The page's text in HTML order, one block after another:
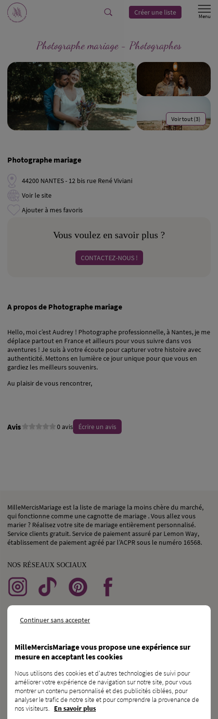
Créer une liste
Photographe mariage - Photographes
Voir tout (3)
Photographe mariage
44200 NANTES - 12 bis rue René Viviani
Voir le site
Ajouter à mes favoris
Vous voulez en savoir plus ?
CONTACTEZ-NOUS !
A propos de Photographe mariage
Hello, moi c’est Audrey ! Photographe professionnelle, à Nantes, je me
déplace partout en France et ailleurs pour vous suivre dans vos
aventures ! Je suis à votre écoute pour capturer votre histoire avec
authenticité. Mettons en lumière ce jour unique pour que vous en
gardiez les meilleurs souvenirs.
Au plaisir de vous rencontrer,
Avis 0 avis Écrire un avis
MilleMercisMariage est la liste de mariage la moins chère du marché,
qui fonctionne comme une cagnotte de mariage . Vous allez vous
marier ? Réalisez votre site de mariage entièrement personnalisé.
Service clients gratuit. Service de paiement assuré par Lemon Way,
établissement de paiement agréé par l’ACPR sous le numéro 16568.
NOS RÉSEAUX SOCIAUX
PROFESSIONNELduMARIAGE ?
INSCRIVEZ-VOUS SUR L’ANNUAIRE
VOUS CONNAISSEZdesFUTURS MARIÉS ?
Continuer sans accepter
MilleMercisMariage vous propose une expérience sur
mesure en acceptant les cookies
Nous utilisons des cookies et d'autres technologies de suivi pour
améliorer votre expérience de navigation sur notre site, pour vous
montrer un contenu personnalisé et des publicités ciblées, pour
analyser le trafic de notre site et pour comprendre la provenance de
nos visiteurs. En savoir plus